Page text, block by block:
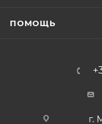
ПОМОЩЬ
г.